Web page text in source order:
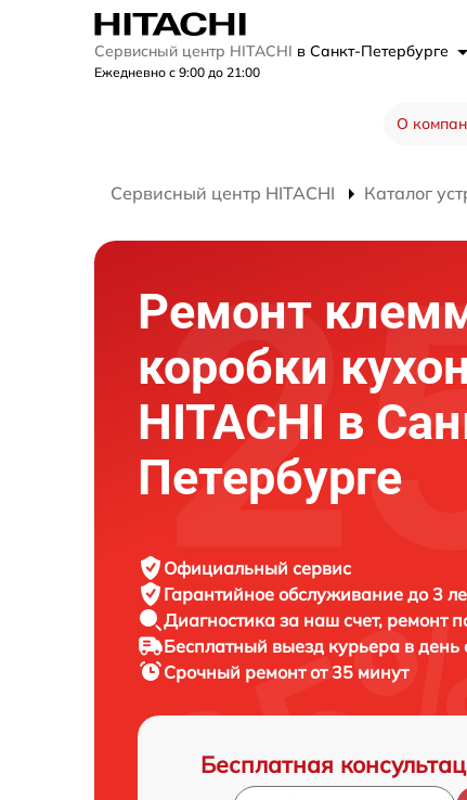
Сервисный центр HITACHI в Санкт-Петербурге
Ежедневно с 9:00 до 21:00
О
Сервисный центр HITACHI Каталог
Ремонт
коробки
HITACHI в
Петербурге
Официальный сервис
Гарантийное обслуживание до 3
Диагностика за наш счет, ремонт
Бесплатный выезд курьера в
Срочный ремонтот 35 минут
Бесплатная